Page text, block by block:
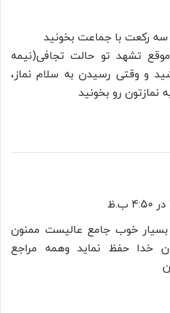
سه رکعت با جماعت بخونید
تشهد تو حالت تجافی(نیمه
و وقتی رسیدن به سلام نماز،
نمازتون رو بخونید
خوب جامع عالیست ممنون
خدا حفظ نماید وهمه مراجع